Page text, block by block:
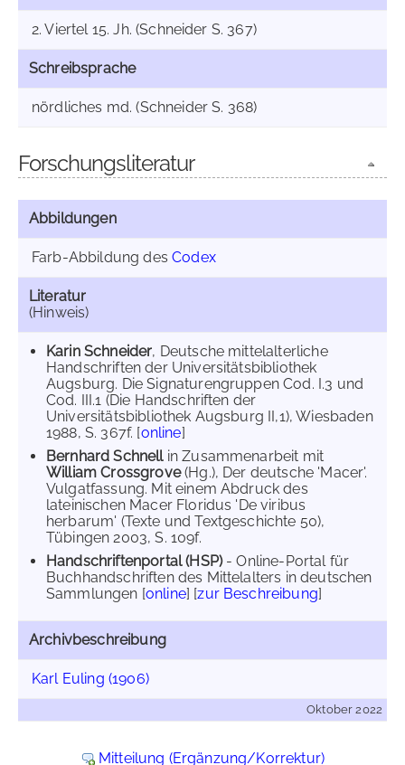
2. Viertel 15. Jh. (Schneider S. 367)
Schreibsprache
nördliches md. (Schneider S. 368)
Forschungsliteratur
Abbildungen
Farb-Abbildung desCodex
Literatur
(Hinweis)
Karin Schneider, Deutsche mittelalterliche
Handschriften der Universitätsbibliothek
Augsburg. Die Signaturengruppen Cod. I.3 und
Cod. III.1 (Die Handschriften der
Universitätsbibliothek Augsburg II,1), Wiesbaden
1988, S. 367f. [online]
Bernhard Schnellin Zusammenarbeit mit
William Crossgrove(Hg.), Der deutsche 'Macer'.
Vulgatfassung. Mit einem Abdruck des
lateinischen Macer Floridus 'De viribus
herbarum' (Texte und Textgeschichte 50),
Tübingen 2003, S. 109f.
Handschriftenportal (HSP)- Online-Portal für
Buchhandschriften des Mittelalters in deutschen
Sammlungen [online] [zur Beschreibung]
Archivbeschreibung
Karl Euling (1906)
Oktober 2022
Mitteilung (Ergänzung/Korrektur)